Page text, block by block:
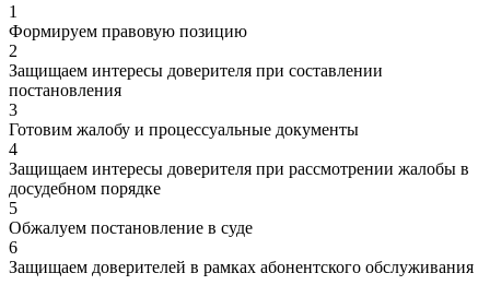
1
Формируем правовую позицию
2
Защищаем интересы доверителя при составлении
постановления
3
Готовим жалобу и процессуальные документы
4
Защищаем интересы доверителя при рассмотрении жалобы в
досудебном порядке
5
Обжалуем постановление в суде
6
Защищаем доверителей в рамках абонентского обслуживания